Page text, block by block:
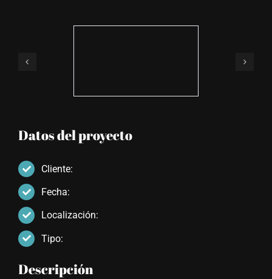
Datos del proyecto
Cliente:
Fecha:
Localización:
Tipo:
Descripción